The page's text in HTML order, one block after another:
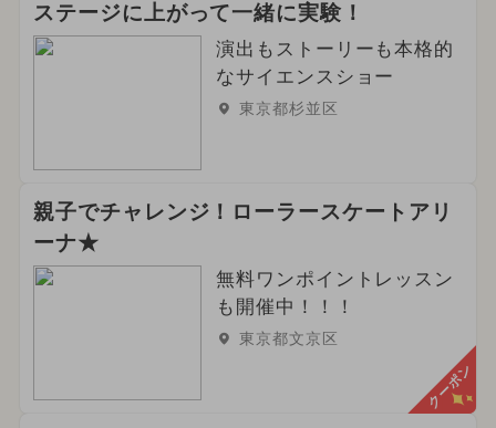
ステージに上がって一緒に実験！
演出もストーリーも本格的
なサイエンスショー
東京都杉並区
親子でチャレンジ！ローラースケートアリ
ーナ★
無料ワンポイントレッスン
も開催中！！！
東京都文京区
クーポン